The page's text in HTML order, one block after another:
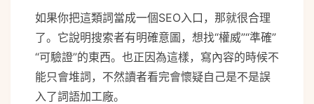
如果你把這類詞當成一個SEO入口，那就很合理
了。它說明搜索者有明確意圖，想找“權威”“準確”
“可驗證”的東西。也正因為這樣，寫內容的時候不
能只會堆詞，不然讀者看完會懷疑自己是不是誤
入了詞語加工廠。